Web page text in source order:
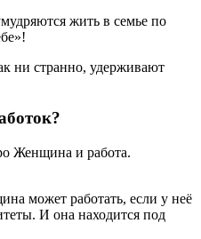
жить в семье по
ни странно, удерживают
может работать, если у неё
И она находится под